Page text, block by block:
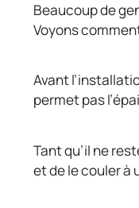
Beaucoup de
Voyons
Avant
permet pas
Tant qu’il ne
et de le couler à